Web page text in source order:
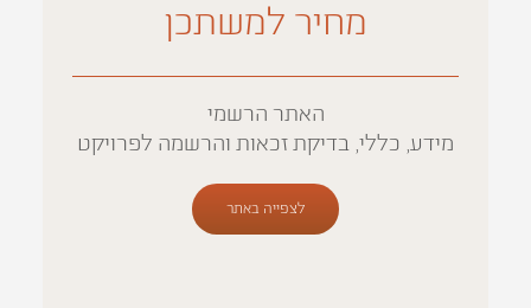
מחיר למשתכן
האתר הרשמי
מידע, כללי, בדיקת זכאות והרשמה לפרויקט
לצפייה באתר